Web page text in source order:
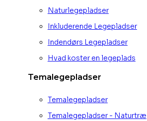
Naturlegepladser
Inkluderende Legepladser
Indendørs Legepladser
Hvad koster en legeplads
Temalegepladser
Temalegepladser
Temalegepladser - Naturtræ